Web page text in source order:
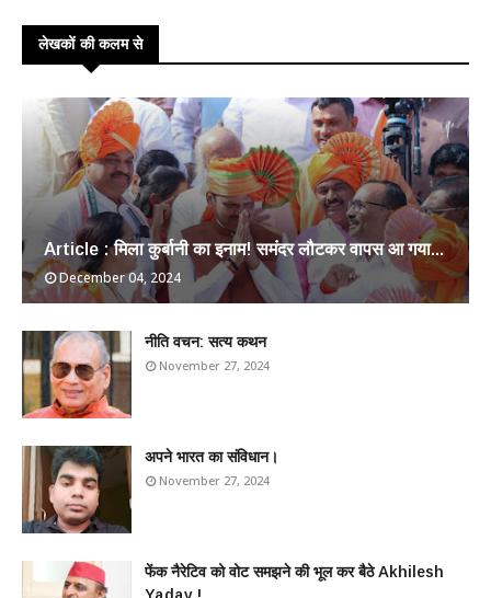
लेखकों की कलम से
Article : मिला कुर्बानी का इनाम! समंदर लौटकर वापस आ गया...
December 04, 2024
​नीति वचन: सत्य कथन
November 27, 2024
अपने भारत का संविधान।
November 27, 2024
फेंक नैरेटिव को वोट समझने की भूल कर बैठे Akhilesh